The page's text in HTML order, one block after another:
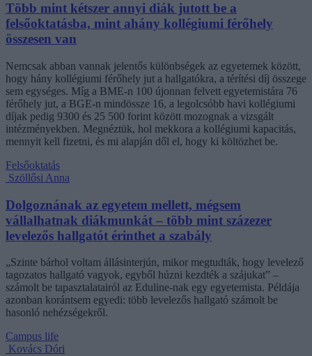
Több mint kétszer annyi diák jutott be a
felsőoktatásba, mint ahány kollégiumi férőhely
összesen van
Nemcsak abban vannak jelentős különbségek az egyetemek között,
hogy hány kollégiumi férőhely jut a hallgatókra, a térítési díj összege
sem egységes. Míg a BME-n 100 újonnan felvett egyetemistára 76
férőhely jut, a BGE-n mindössze 16, a legolcsóbb havi kollégiumi
díjak pedig 9300 és 25 500 forint között mozognak a vizsgált
intézményekben. Megnéztük, hol mekkora a kollégiumi kapacitás,
mennyit kell fizetni, és mi alapján dől el, hogy ki költözhet be.
Felsőoktatás
Szöllősi Anna
Dolgoznának az egyetem mellett, mégsem
vállalhatnak diákmunkát – több mint százezer
levelezős hallgatót érinthet a szabály
„Szinte bárhol voltam állásinterjún, mikor megtudták, hogy levelező
tagozatos hallgató vagyok, egyből húzni kezdték a szájukat” –
számolt be tapasztalatairól az Eduline-nak egy egyetemista. Példája
azonban korántsem egyedi: több levelezős hallgató számolt be
hasonló nehézségekről.
Campus life
Kovács Dóri